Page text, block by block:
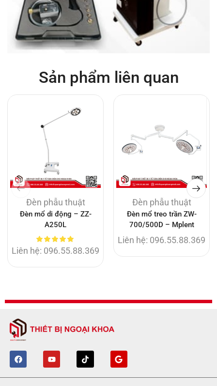
Sản phẩm liên quan
Đèn phẫu thuật
Đèn mổ di động – ZZ-
A250L
Liên hệ: 096.55.88.369
Đèn phẫu thuật
Đèn mổ treo trần ZW-
700/500D – Mplent
Liên hệ: 096.55.88.369